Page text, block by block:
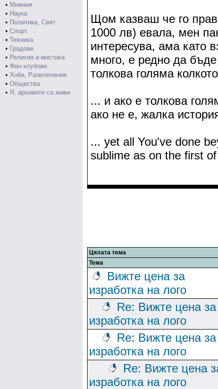
• Мнения
• Наука
• Политика, Свят
• Спорт
• Техника
• Градове
• Религия и мистика
• Фен клубове
• Хоби, Развлечения
• Общества
• Я, архивите са живи
Щом казваш че го
1000 лв) евала, мен
интересува, ама като
много, е редно да
толкова голяма
... и ако е толкова
ако не е, жалка
... yet all You've done
sublime as on the first
Цялата тема
Тема
Вижте цена за
изработка на лого
Re: Вижте цена за
изработка на лого
Re: Вижте цена за
изработка на лого
Re: Вижте цена
изработка на лого